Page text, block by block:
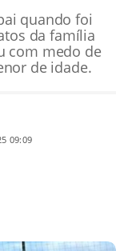
quando foi
da família
com medo de
de idade.
09:09